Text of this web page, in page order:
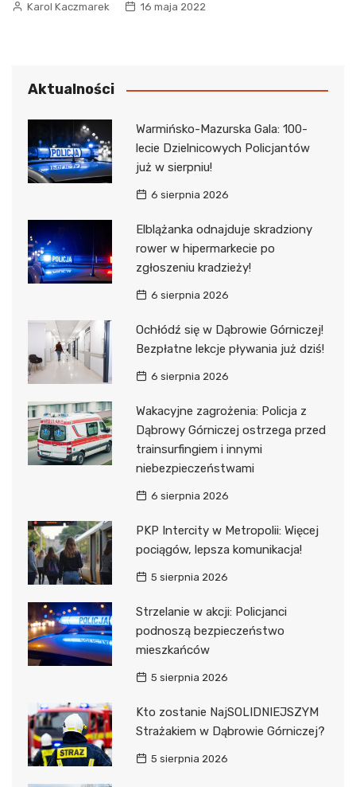
Karol Kaczmarek 16 maja 2022
Aktualności
Warmińsko-Mazurska Gala: 100-
lecie Dzielnicowych Policjantów
już w sierpniu!
6 sierpnia 2026
Elblążanka odnajduje skradziony
rower w hipermarkecie po
zgłoszeniu kradzieży!
6 sierpnia 2026
Ochłódź się w Dąbrowie Górniczej!
Bezpłatne lekcje pływania już dziś!
6 sierpnia 2026
Wakacyjne zagrożenia: Policja z
Dąbrowy Górniczej ostrzega przed
trainsurfingiem i innymi
niebezpieczeństwami
6 sierpnia 2026
PKP Intercity w Metropolii: Więcej
pociągów, lepsza komunikacja!
5 sierpnia 2026
Strzelanie w akcji: Policjanci
podnoszą bezpieczeństwo
mieszkańców
5 sierpnia 2026
Kto zostanie NajSOLIDNIEJSZYM
Strażakiem w Dąbrowie Górniczej?
5 sierpnia 2026